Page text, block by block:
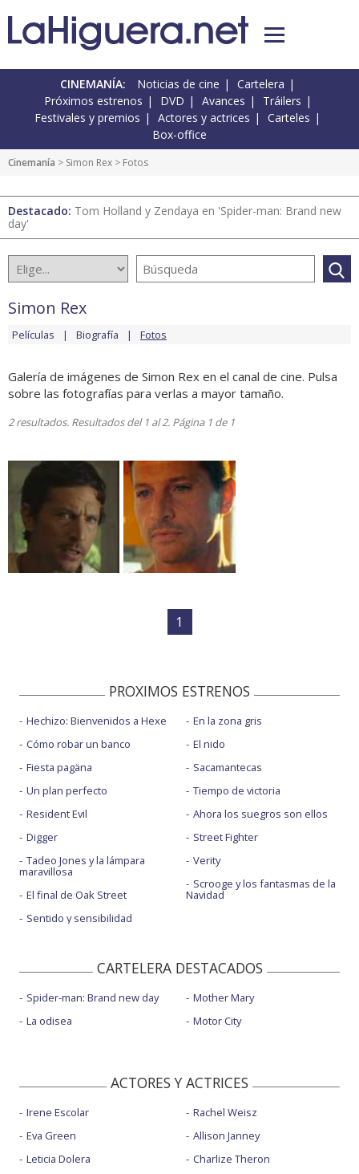
CINEMANÍA: Noticias de cine
Cartelera
Próximos estrenos
DVD Avances
Tráilers
Festivales y premios
Actores y actrices
Carteles
Box-office
Cinemanía > Simon Rex > Fotos
Destacado: Tom Holland y Zendaya en 'Spider-man: Brand new
day'
Simon Rex
Películas Biografía Fotos
Galería de imágenes de Simon Rex en el canal de cine. Pulsa
sobre las fotografías para verlas a mayor tamaño.
2 resultados. Resultados del 1 al 2. Página 1 de 1
1
PROXIMOS ESTRENOS
Hechizo: Bienvenidos a Hexe
Cómo robar un banco
Fiesta pagäna
Un plan perfecto
Resident Evil
Digger
Tadeo Jones y la lámpara
maravillosa
El final de Oak Street
Sentido y sensibilidad
En la zona gris
El nido
Sacamantecas
Tiempo de victoria
Ahora los suegros son ellos
Street Fighter
Verity
Scrooge y los fantasmas de la
Navidad
CARTELERA DESTACADOS
Spider-man: Brand new day
La odisea
Mother Mary
Motor City
ACTORES Y ACTRICES
Irene Escolar
Eva Green
Leticia Dolera
Rachel Weisz
Allison Janney
Charlize Theron